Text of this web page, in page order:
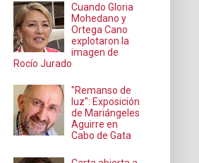
Cuando Gloria
Mohedano y
Ortega Cano
explotaron la
imagen de
Rocío Jurado
"Remanso de
luz": Exposición
de Mariángeles
Aguirre en
Cabo de Gata